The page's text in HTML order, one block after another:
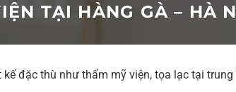
TẠI HÀNG GÀ – HÀ
đặc thù như thẩm mỹ viện, tọa lạc tại